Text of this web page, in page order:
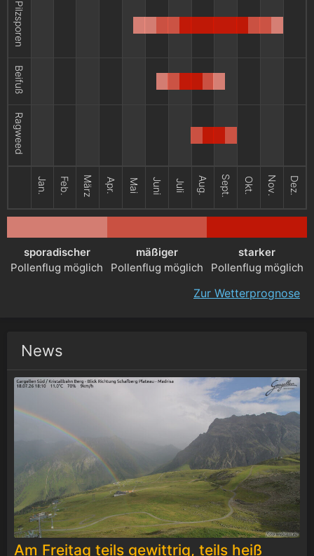
Jan. Feb. März Apr. Mai Juni Juli Aug. Sept. Okt. Nov. Dez.
Pilzsporen
Beifuß
Ragweed
sporadischer
Pollenflug möglich
mäßiger
Pollenflug möglich
starker
Pollenflug möglich
Zur Wetterprognose
News
Am Freitag teils gewittrig, teils heiß